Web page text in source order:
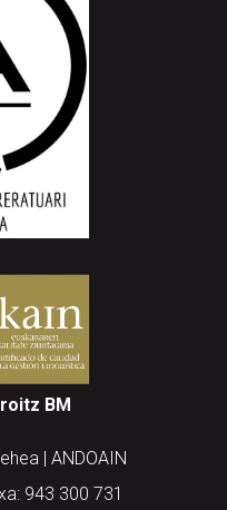
BM
| ANDOAIN
943 300 731